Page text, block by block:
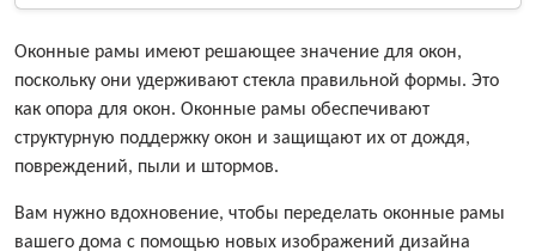
Оконные рамы имеют решающее значение для окон,
поскольку они удерживают стекла правильной формы. Это
как опора для окон. Оконные рамы обеспечивают
структурную поддержку окон и защищают их от дождя,
повреждений, пыли и штормов.
Вам нужно вдохновение, чтобы переделать оконные рамы
вашего дома с помощью новых изображений дизайна